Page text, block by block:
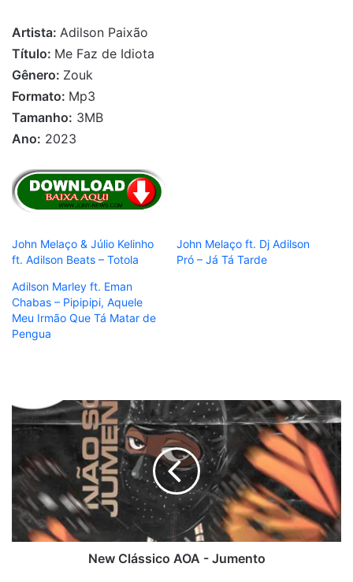
Artista: Adilson Paixão
Título: Me Faz de Idiota
Gênero: Zouk
Formato: Mp3
Tamanho: 3MB
Ano: 2023
John Melaço & Júlio Kelinho
ft. Adilson Beats – Totola
John Melaço ft. Dj Adilson
Pró – Já Tá Tarde
Adilson Marley ft. Eman
Chabas – Pipipipi, Aquele
Meu Irmão Que Tá Matar de
Pengua
New
Clássico
Jumento
New Clássico AOA - Jumento